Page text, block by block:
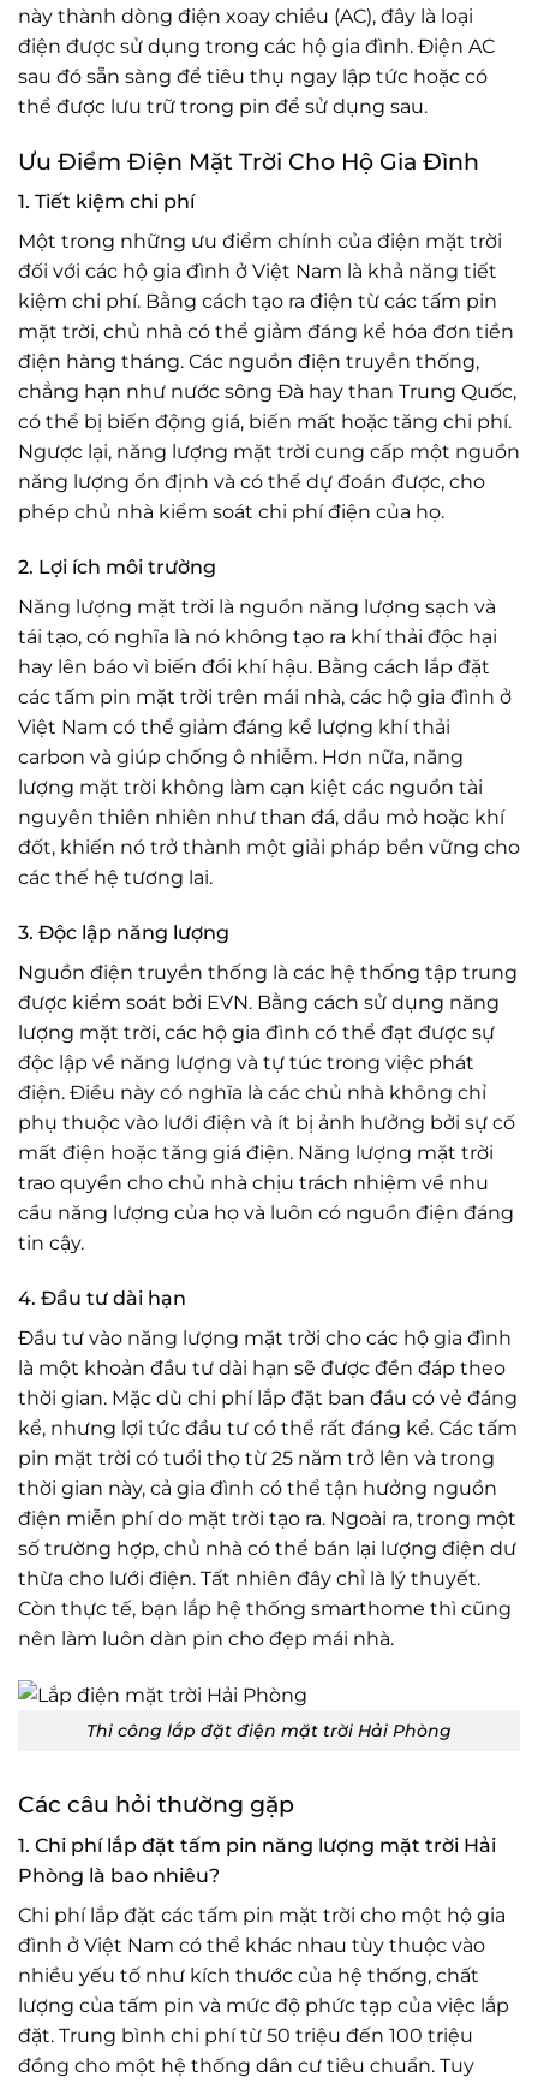
này thành dòng điện xoay chiều (AC), đây là loại
điện được sử dụng trong các hộ gia đình. Điện AC
sau đó sẵn sàng để tiêu thụ ngay lập tức hoặc có
thể được lưu trữ trong pin để sử dụng sau.
Ưu Điểm Điện Mặt Trời Cho Hộ Gia Đình
1. Tiết kiệm chi phí
Một trong những ưu điểm chính của điện mặt trời
đối với các hộ gia đình ở Việt Nam là khả năng tiết
kiệm chi phí. Bằng cách tạo ra điện từ các tấm pin
mặt trời, chủ nhà có thể giảm đáng kể hóa đơn tiền
điện hàng tháng. Các nguồn điện truyền thống,
chẳng hạn như nước sông Đà hay than Trung Quốc,
có thể bị biến động giá, biến mất hoặc tăng chi phí.
Ngược lại, năng lượng mặt trời cung cấp một nguồn
năng lượng ổn định và có thể dự đoán được, cho
phép chủ nhà kiểm soát chi phí điện của họ.
2. Lợi ích môi trường
Năng lượng mặt trời là nguồn năng lượng sạch và
tái tạo, có nghĩa là nó không tạo ra khí thải độc hại
hay lên báo vì biến đổi khí hậu. Bằng cách lắp đặt
các tấm pin mặt trời trên mái nhà, các hộ gia đình ở
Việt Nam có thể giảm đáng kể lượng khí thải
carbon và giúp chống ô nhiễm. Hơn nữa, năng
lượng mặt trời không làm cạn kiệt các nguồn tài
nguyên thiên nhiên như than đá, dầu mỏ hoặc khí
đốt, khiến nó trở thành một giải pháp bền vững cho
các thế hệ tương lai.
3. Độc lập năng lượng
Nguồn điện truyền thống là các hệ thống tập trung
được kiểm soát bởi EVN. Bằng cách sử dụng năng
lượng mặt trời, các hộ gia đình có thể đạt được sự
độc lập về năng lượng và tự túc trong việc phát
điện. Điều này có nghĩa là các chủ nhà không chỉ
phụ thuộc vào lưới điện và ít bị ảnh hưởng bởi sự cố
mất điện hoặc tăng giá điện. Năng lượng mặt trời
trao quyền cho chủ nhà chịu trách nhiệm về nhu
cầu năng lượng của họ và luôn có nguồn điện đáng
tin cậy.
4. Đầu tư dài hạn
Đầu tư vào năng lượng mặt trời cho các hộ gia đình
là một khoản đầu tư dài hạn sẽ được đền đáp theo
thời gian. Mặc dù chi phí lắp đặt ban đầu có vẻ đáng
kể, nhưng lợi tức đầu tư có thể rất đáng kể. Các tấm
pin mặt trời có tuổi thọ từ 25 năm trở lên và trong
thời gian này, cả gia đình có thể tận hưởng nguồn
điện miễn phí do mặt trời tạo ra. Ngoài ra, trong một
số trường hợp, chủ nhà có thể bán lại lượng điện dư
thừa cho lưới điện. Tất nhiên đây chỉ là lý thuyết.
Còn thực tế, bạn lắp hệ thống smarthome thì cũng
nên làm luôn dàn pin cho đẹp mái nhà.
Thi công lắp đặt điện mặt trời Hải Phòng
Các câu hỏi thường gặp
1. Chi phí lắp đặt tấm pin năng lượng mặt trời Hải
Phòng là bao nhiêu?
Chi phí lắp đặt các tấm pin mặt trời cho một hộ gia
đình ở Việt Nam có thể khác nhau tùy thuộc vào
nhiều yếu tố như kích thước của hệ thống, chất
lượng của tấm pin và mức độ phức tạp của việc lắp
đặt. Trung bình chi phí từ 50 triệu đến 100 triệu
đồng cho một hệ thống dân cư tiêu chuẩn. Tuy